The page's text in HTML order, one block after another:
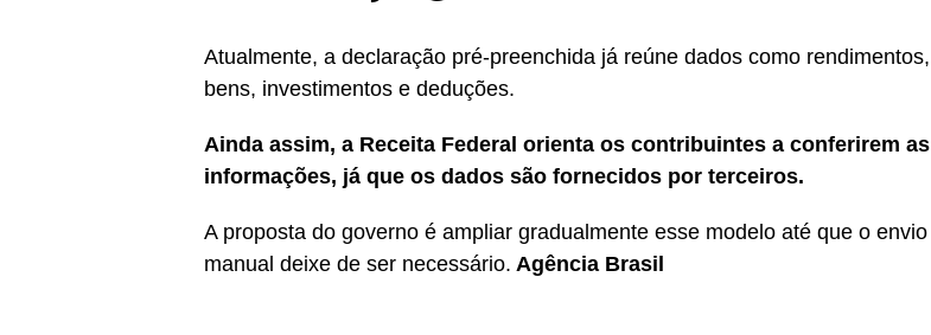
Atualmente, a declaração pré-preenchida já reúne dados como rendimentos,
bens, investimentos e deduções.
Ainda assim, a Receita Federal orienta os contribuintes a conferirem as
informações, já que os dados são fornecidos por terceiros.
A proposta do governo é ampliar gradualmente esse modelo até que o envio
manual deixe de ser necessário. Agência Brasil